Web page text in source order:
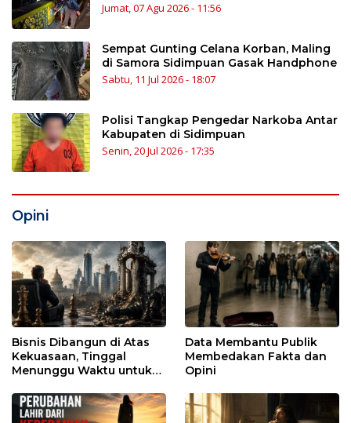
Jumat, 07 Agu 2026 - 11:56
Sempat Gunting Celana Korban, Maling
di Samora Sidimpuan Gasak Handphone
Sabtu, 11 Jul 2026 - 18:07
Polisi Tangkap Pengedar Narkoba Antar
Kabupaten di Sidimpuan
Senin, 20 Jul 2026 - 17:35
Opini
Bisnis Dibangun di Atas
Kekuasaan, Tinggal
Menunggu Waktu untuk
Data Membantu Publik
Membedakan Fakta dan
Opini